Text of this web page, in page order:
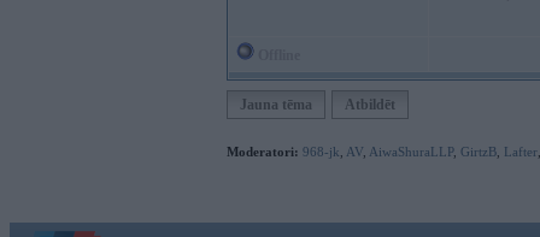
Jauna tēma Atbildēt
Moderatori: 968-jk AV AiwaShuraLLP, GirtzB Lafter